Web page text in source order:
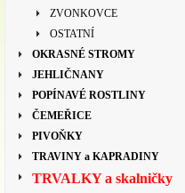
ZVONKOVCE
OSTATNÍ
OKRASNÉ STROMY
JEHLIČNANY
POPÍNAVÉ ROSTLINY
ČEMEŘICE
PIVOŇKY
TRAVINY a KAPRADINY
TRVALKY a skalničky